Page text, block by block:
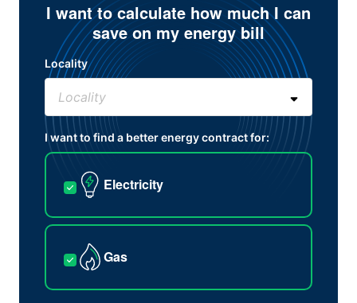
I want to calculate how much I can
save on my energy bill
Locality
I want to find a better energy contract for:
Electricity
Gas